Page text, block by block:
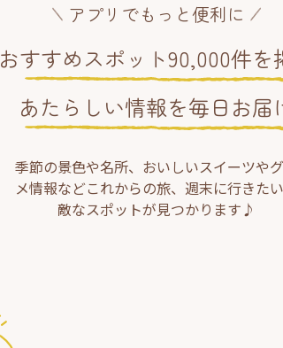
アプリでもっと便利に
おすすめスポット90,000件を
あたらしい情報を毎日お届
季節の景色や名所、おいしいスイーツや
メ情報などこれからの旅、週末に行きた
敵なスポットが見つかります♪